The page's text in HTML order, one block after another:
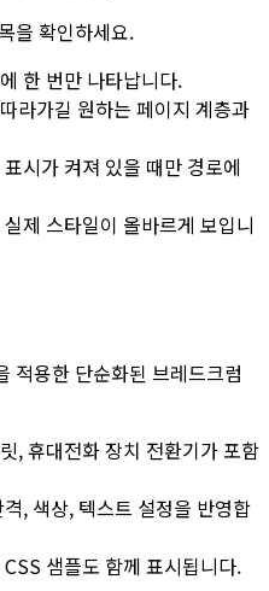
을 확인하세요.
한 번만 나타납니다.
라가길 원하는 페이지 계층과
시가 켜져 있을 때만 경로에
제 스타일이 올바르게 보입니
적용한 단순화된 브레드크럼
,휴대전화 장치 전환기가 포함
, 색상, 텍스트 설정을 반영합
샘플도 함께 표시됩니다.